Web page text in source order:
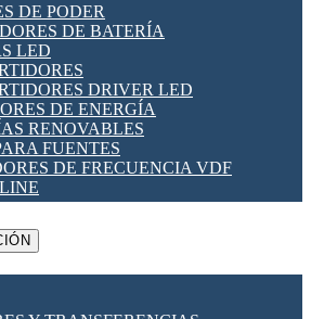
DE CABLE
IOT
WIFI
CELULAR
REDES
DE PODER
DE BATERÍA
LED
DRIVER LED
DE ENERGÍA
RENOVABLES
FUENTES
DE FRECUENCIA VDF